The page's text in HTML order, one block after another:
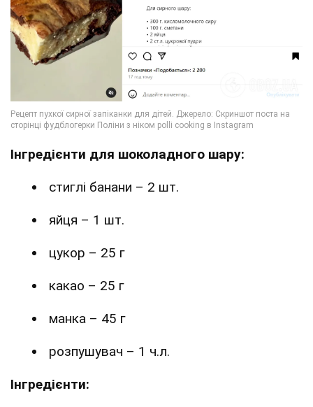
Інгредієнти для шоколадного шару:
стиглі банани – 2 шт.
яйця – 1 шт.
цукор – 25 г
какао – 25 г
манка – 45 г
розпушувач – 1 ч.л.
Інгредієнти: